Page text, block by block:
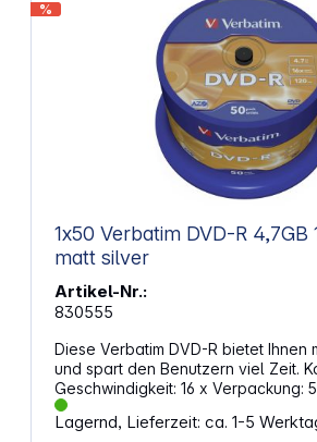
%
1x50 Verbatim DVD-R 4,7GB 16x Speed,
matt silver
Artikel-Nr.:
830555
Diese Verbatim DVD-R bietet Ihnen
und spart den Benutzern viel Zeit. Kapazität: 4,7 GB
Geschwindigkeit: 16 x Verpackung: 50er Spindel
Oberfläche: matt silber
Lagernd, Lieferzeit: ca. 1-5